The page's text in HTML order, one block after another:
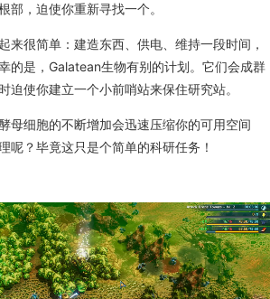
部，迫使你重新寻找一个。
来很简单：建造东西、供电、维持一段时间，
的是，Galatean生物有别的计划。它们会成群
迫使你建立一个小前哨站来保住研究站。
母细胞的不断增加会迅速压缩你的可用空间
？毕竟这只是个简单的科研任务！